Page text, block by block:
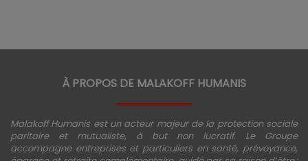
À PROPOS DE MALAKOFF HUMANIS
Malakoff Humanis est un acteur majeur de la protection sociale
paritaire et mutualiste, à but non lucratif. Le Groupe
accompagne entreprises et particuliers en santé, prévoyance,